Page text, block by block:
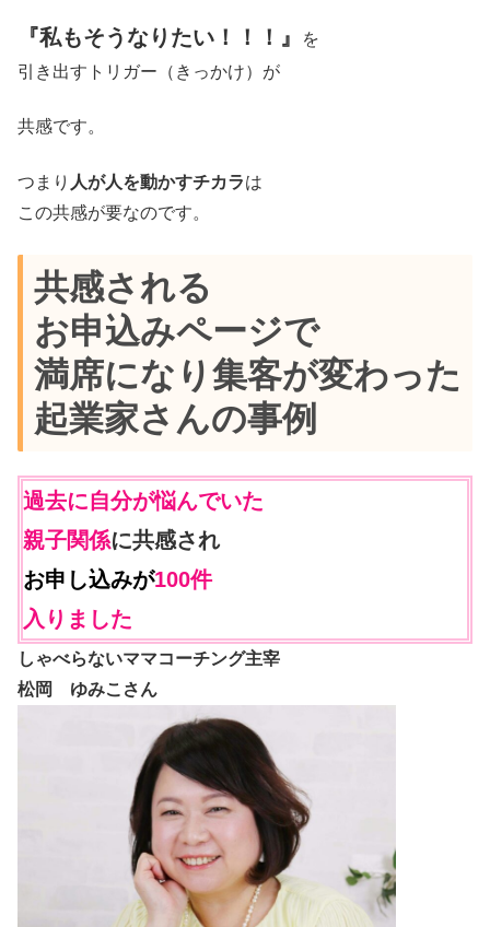
『私もそうなりたい！！！』
を
引き出すトリガー（きっかけ）が
共感です。
つまり 人が人を動かすチカラは
この共感が要なのです。
共感される
お申込みページで
満席になり集客が変わった
起業家さんの事例
過去に自分が悩んでいた
親子関係に共感され
お申し込みが100件
入りました
しゃべらないママコーチング主宰
松岡 ゆみこさん